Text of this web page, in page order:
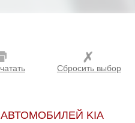
Сбросить выбор
KIA